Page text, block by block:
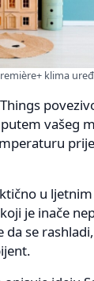
klima
vašeg
u
je inače
da se